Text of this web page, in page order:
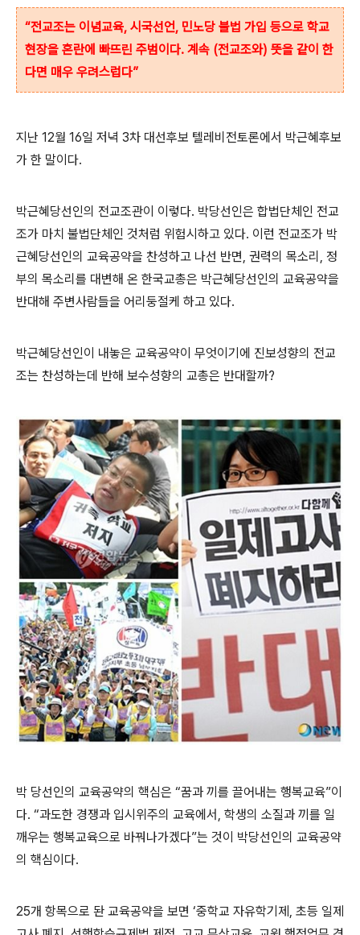
“전교조는 이념교육, 시국선언, 민노당 불법 가입 등으로 학교
현장을 혼란에 빠뜨린 주범이다. 계속 (전교조와) 뜻을 같이 한
다면 매우 우려스럽다”
지난 12월 16일 저녁 3차 대선후보 텔레비전토론에서 박근혜후보
가 한 말이다.
박근혜당선인의 전교조관이 이렇다. 박당선인은 합법단체인 전교
조가 마치 불법단체인 것처럼 위험시하고 있다. 이런 전교조가 박
근혜당선인의 교육공약을 찬성하고 나선 반면, 권력의 목소리, 정
부의 목소리를 대변해 온 한국교총은 박근혜당선인의 교육공약을
반대해 주변사람들을 어리둥절케 하고 있다.
박근혜당선인이 내놓은 교육공약이 무엇이기에 진보성향의 전교
조는 찬성하는데 반해 보수성향의 교총은 반대할까?
박 당선인의 교육공약의 핵심은 “꿈과 끼를 끌어내는 행복교육”이
다. “과도한 경쟁과 입시위주의 교육에서, 학생의 소질과 끼를 일
깨우는 행복교육으로 바꿔나가겠다”는 것이 박당선인의 교육공약
의 핵심이다.
25개 항목으로 돤 교육공약을 보면 ‘중학교 자유학기제, 초등 일제